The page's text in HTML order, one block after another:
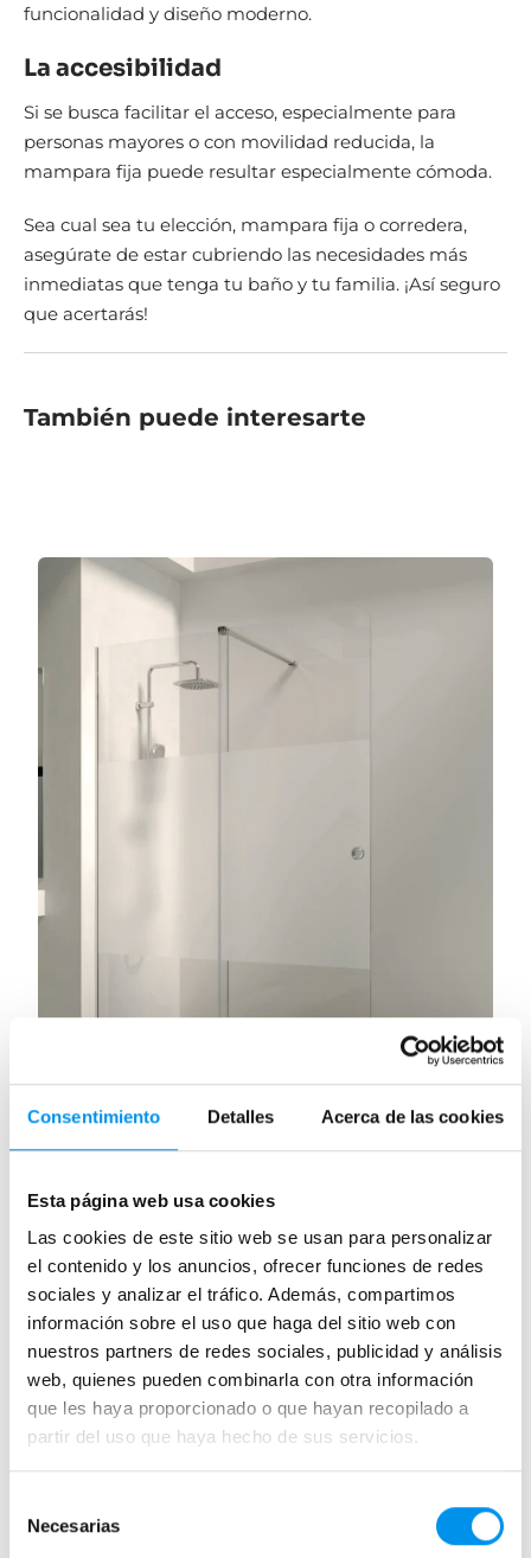
Consentimiento Detalles Acerca de las cookies
Esta página web usa cookies
Las cookies de este sitio web se usan para personalizar
el contenido y los anuncios, ofrecer funciones de redes
sociales y analizar el tráfico. Además, compartimos
información sobre el uso que haga del sitio web con
nuestros partners de redes sociales, publicidad y análisis
web, quienes pueden combinarla con otra información
que les haya proporcionado o que hayan recopilado a
partir del uso que haya hecho de sus servicios.
Necesarias
funcionalidad y diseño moderno.
La accesibilidad
Si se busca facilitar el acceso, especialmente para
personas mayores o con movilidad reducida, la
mampara fija puede resultar especialmente cómoda.
Sea cual sea tu elección, mampara fija o corredera,
asegúrate de estar cubriendo las necesidades más
inmediatas que tenga tu baño y tu familia. ¡Así seguro
que acertarás!
También puede interesarte
Publicada el 31 Enero, 2020 por Ana Lenador.